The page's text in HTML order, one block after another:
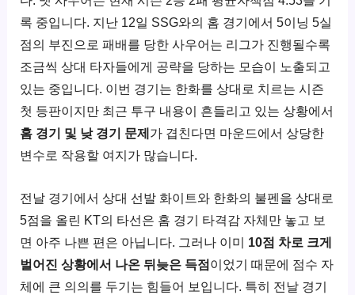
록 중입니다. 지난 12일 SSG와의 홈 경기에서 5이닝 5실
점의 부진으로 패배를 당한 사우어는 리그가 진행될수록
조금씩 상대 타자들에게 공략을 당하는 모습이 노출되고
있는 중입니다. 이번 경기는 한화를 상대로 치르는 시즌
첫 등판이지만 최근 투구 내용이 흔들리고 있는 상황에서
홈 경기 및 낮 경기 문제가 겹친다면 마운드에서 상당한
변수로 작용할 여지가 많습니다.
전날 경기에서 상대 선발 화이트와 한화의 불펜을 상대로
5점을 올린 KT의 타선은 홈 경기 타격감 자체만 놓고 보
면 아주 나쁜 편은 아닙니다. 그러나 이미 10점 차로 크게
벌어진 상황에서 나온 뒤늦은 득점 이었기 때문에 점수 자
체에 큰 의의를 두기는 힘들어 보입니다. 특히 전날 경기